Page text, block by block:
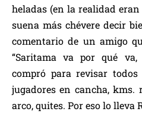
heladas (en la realidad
suena más chévere decir
comentario de un amigo
“Saritama va por qué
compró para revisar
jugadores en cancha, kms.
arco, quites. Por eso lo lleva